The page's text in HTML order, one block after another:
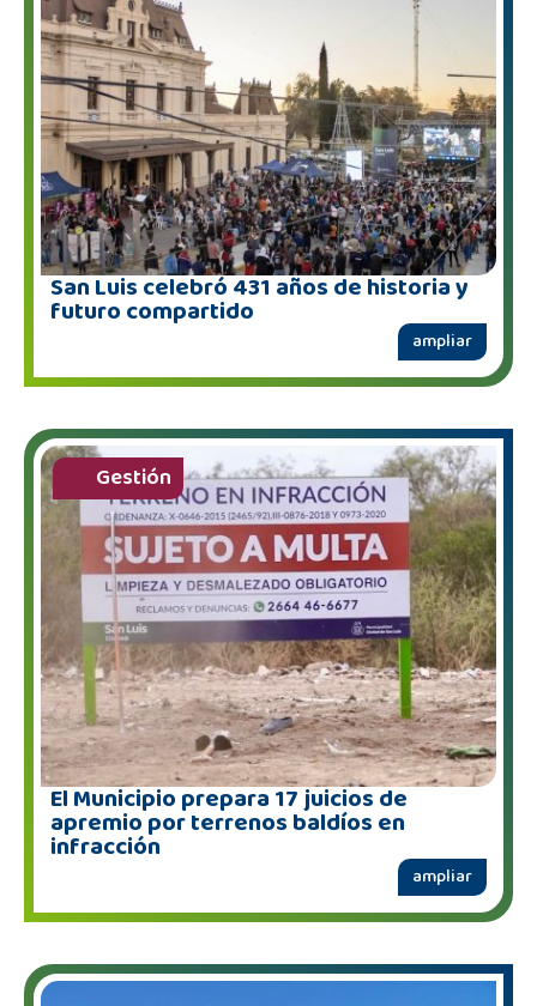
San Luis celebró 431 años de historia y
futuro compartido
ampliar
Gestión
El Municipio prepara 17 juicios de
apremio por terrenos baldíos en
infracción
ampliar